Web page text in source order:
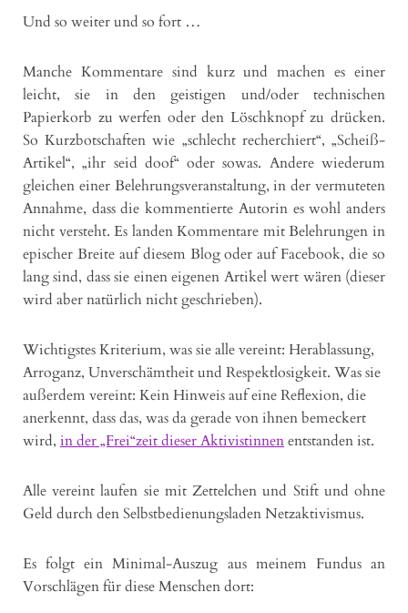
Und so weiter und so fort …
Manche Kommentare sind kurz und machen es einer
leicht, sie in den geistigen und/oder technischen
Papierkorb zu werfen oder den Löschknopf zu drücken.
So Kurzbotschaften wie „schlecht recherchiert“, „Scheiß-
Artikel“, „ihr seid doof“ oder sowas. Andere wiederum
gleichen einer Belehrungsveranstaltung, in der vermuteten
Annahme, dass die kommentierte Autorin es wohl anders
nicht versteht. Es landen Kommentare mit Belehrungen in
epischer Breite auf diesem Blog oder auf Facebook, die so
lang sind, dass sie einen eigenen Artikel wert wären (dieser
wird aber natürlich nicht geschrieben).
Wichtigstes Kriterium, was sie alle vereint: Herablassung,
Arroganz, Unverschämtheit und Respektlosigkeit. Was sie
außerdem vereint: Kein Hinweis auf eine Reflexion, die
anerkennt, dass das, was da gerade von ihnen bemeckert
wird, in der „Frei“zeit dieser Aktivistinnenentstanden ist.
Alle vereint laufen sie mit Zettelchen und Stift und ohne
Geld durch den Selbstbedienungsladen Netzaktivismus.
Es folgt ein Minimal-Auszug aus meinem Fundus an
Vorschlägen für diese Menschen dort: